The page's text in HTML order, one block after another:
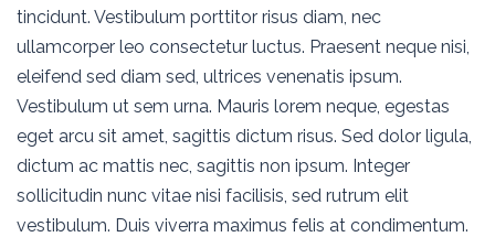
tincidunt. Vestibulum porttitor risus diam, nec
ullamcorper leo consectetur luctus. Praesent neque nisi,
eleifend sed diam sed, ultrices venenatis ipsum.
Vestibulum ut sem urna. Mauris lorem neque, egestas
eget arcu sit amet, sagittis dictum risus. Sed dolor ligula,
dictum ac mattis nec, sagittis non ipsum. Integer
sollicitudin nunc vitae nisi facilisis, sed rutrum elit
vestibulum. Duis viverra maximus felis at condimentum.